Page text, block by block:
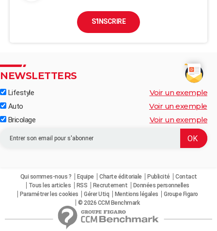
S'INSCRIRE
NEWSLETTERS
Lifestyle Voir un exemple
Auto Voir un exemple
Bricolage Voir un exemple
Qui sommes-nous ? Equipe Charte éditoriale Publicité
Contact
Tous les articles
RSS Recrutement
Données personnelles
Paramétrer les cookies
Gérer Utiq Mentions légales
Groupe Figaro
© 2026 CCM Benchmark